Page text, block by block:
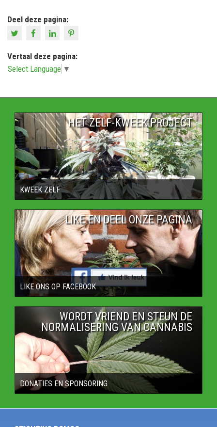
Deel deze pagina:
Vertaal deze pagina:
Select Language ▼
HET ZELF-KWEEK PROJECT
KWEEK ZELF
LIKE EN DEEL ONZE PAGINA
LIKE ONS OP FACEBOOK
WORDT VRIEND EN STEUN DE
NORMALISERING VAN CANNABIS
DONATIES EN SPONSORING